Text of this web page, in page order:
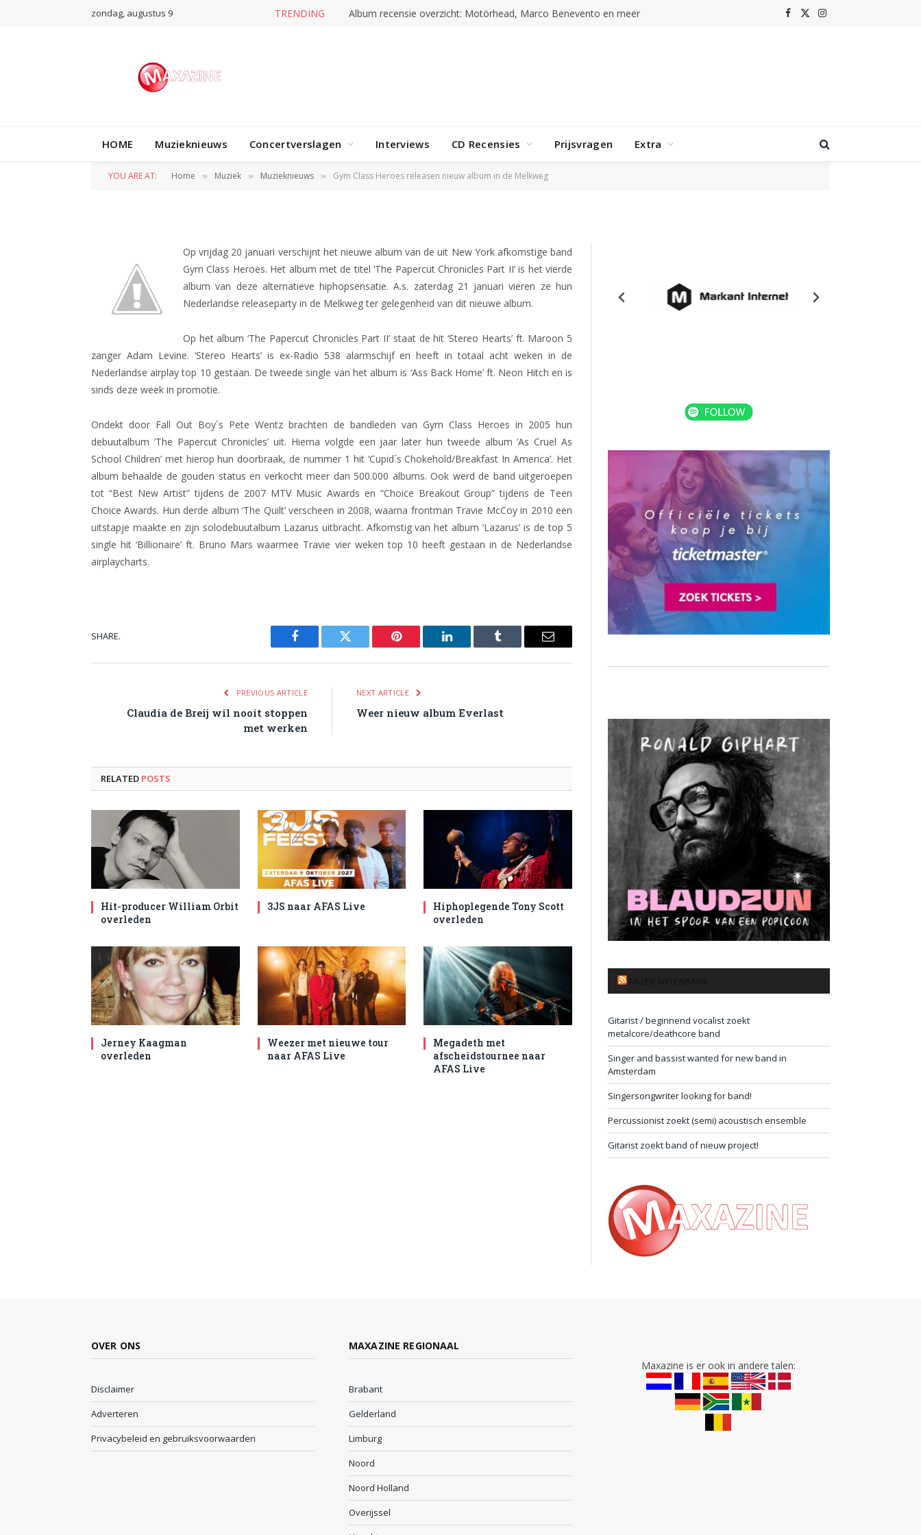
zondag, augustus 9 TRENDING Album recensie overzicht: Motörhead, Marco Benevento en meer Facebook
X
Instagram
HOME Muzieknieuws Concertverslagen Interviews CD Recensies Prijsvragen Extra
YOU ARE AT: Home » Muziek » Muzieknieuws » Gym Class Heroes releasen nieuw album in de Melkweg
MUZIEKNIEUWS
in de Melkweg
Op vrijdag 20 januari verschijnt het nieuwe album van de uit New York afkomstige band
Gym Class Heroes. Het album met de titel ‘The Papercut Chronicles Part II’ is het vierde
album van deze alternatieve hiphopsensatie. A.s. zaterdag 21 januari vieren ze hun
Nederlandse releaseparty in de Melkweg ter gelegenheid van dit nieuwe album.
Op het album ‘The Papercut Chronicles Part II’ staat de hit ‘Stereo Hearts’ ft. Maroon 5
zanger Adam Levine. ‘Stereo Hearts’ is ex-Radio 538 alarmschijf en heeft in totaal acht weken in de
Nederlandse airplay top 10 gestaan. De tweede single van het album is ‘Ass Back Home’ ft. Neon Hitch en is
sinds deze week in promotie.
Ondekt door Fall Out Boy´s Pete Wentz brachten de bandleden van Gym Class Heroes in 2005 hun
debuutalbum ‘The Papercut Chronicles’ uit. Hierna volgde een jaar later hun tweede album ‘As Cruel As
School Children’ met hierop hun doorbraak, de nummer 1 hit ‘Cupid´s Chokehold/Breakfast In America’. Het
album behaalde de gouden status en verkocht meer dan 500.000 albums. Ook werd de band uitgeroepen
tot “Best New Artist” tijdens de 2007 MTV Music Awards en “Choice Breakout Group” tijdens de Teen
Choice Awards. Hun derde album ‘The Quilt’ verscheen in 2008, waarna frontman Travie McCoy in 2010 een
uitstapje maakte en zijn solodebuutalbum Lazarus uitbracht. Afkomstig van het album ‘Lazarus’ is de top 5
single hit ‘Billionaire’ ft. Bruno Mars waarmee Travie vier weken top 10 heeft gestaan in de Nederlandse
airplaycharts.
SHARE.
Facebook Twitter Pinterest LinkedIn Tumblr Email
PREVIOUS ARTICLE
Claudia de Breij wil nooit stoppen
met werken
NEXT ARTICLE
Weer nieuw album Everlast
RELATED POSTS
Hit-producer William Orbit
overleden
3JS naar AFAS Live
Hiphoplegende Tony Scott
overleden
Jerney Kaagman
overleden
Weezer met nieuwe tour
naar AFAS Live
Megadeth met
afscheidstournee naar
AFAS Live
Gitarist / beginnend vocalist zoekt
metalcore/deathcore band
Singer and bassist wanted for new band in
Amsterdam
Singersongwriter looking for band!
Percussionist zoekt (semi) acoustisch ensemble
Gitarist zoekt band of nieuw project!
OVER ONS
Disclaimer
Adverteren
Privacybeleid en gebruiksvoorwaarden
MAXAZINE REGIONAAL
Brabant
Gelderland
Limburg
Noord
Noord Holland
Overijssel
Maxazine is er ook in andere talen: